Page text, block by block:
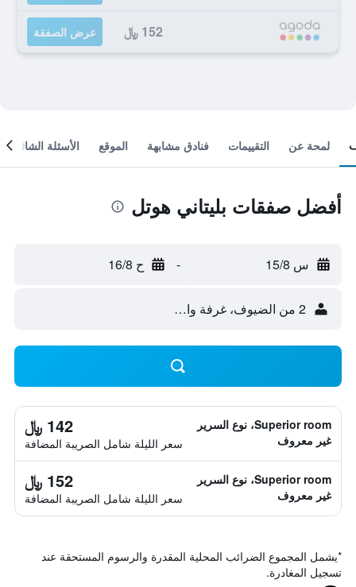
152 ﷼ عرض الصفقة
لمحة عن التقييمات فنادق مشابهة الموقع الأسئلة الشائعة
أفضل صفقات بليتاني هوتل
س 15/8 - ح 16/8
2 من الضيوف، غرفة واحدة
Superior room، نوع السرير
غير معروف
142 ﷼
سعر الليلة شامل الصريبة المضافة
Superior room، نوع السرير
غير معروف
152 ﷼
سعر الليلة شامل الصريبة المضافة
*يشمل المجموع الضرائب المحلية المقدرة والرسوم المستحقة عند
تسجيل المغادرة.